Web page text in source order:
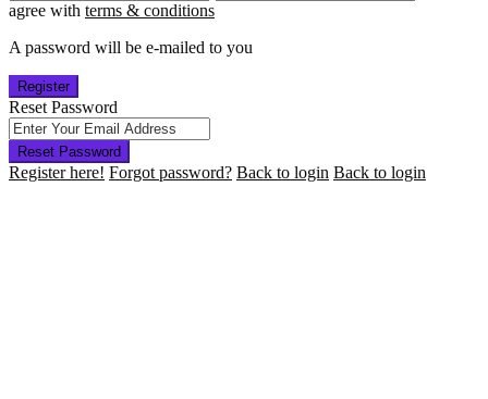
agree with terms & conditions
A password will be e-mailed to you
Register
Reset Password
Reset Password
Register here! Forgot password? Back to login Back to login